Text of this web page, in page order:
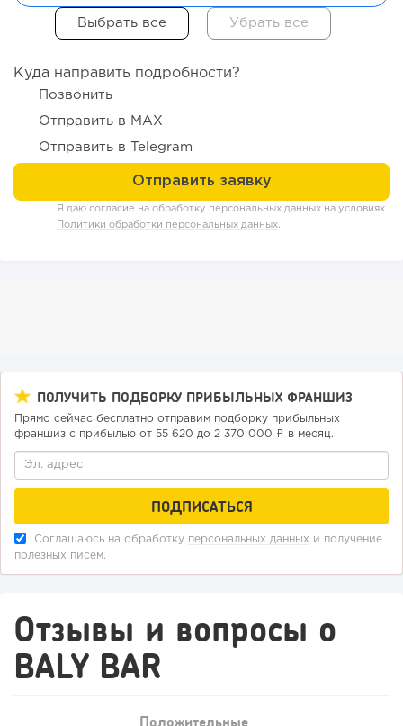
165
Coffee Way приступил к масштабированию собственной
модели производства...
166 12
От стартапа за 30 тысяч рублей до бизнеса стоимостью
миллиарды:...
Куда направить подробности?
Позвонить
Отправить в MAX
Отправить в Telegram
Я даю согласие на обработку персональных данных на условиях
Политики обработки персональных данных.
ПОЛУЧИТЬ ПОДБОРКУ ПРИБЫЛЬНЫХ ФРАНШИЗ
Прямо сейчас бесплатно отправим подборку прибыльных
франшиз с прибылью от 55 620 до 2 370 000 ₽ в месяц.
Соглашаюсь на обработку персональных данных и получение
полезных писем.
Отзывы и вопросы о
BALY BAR
Положительные